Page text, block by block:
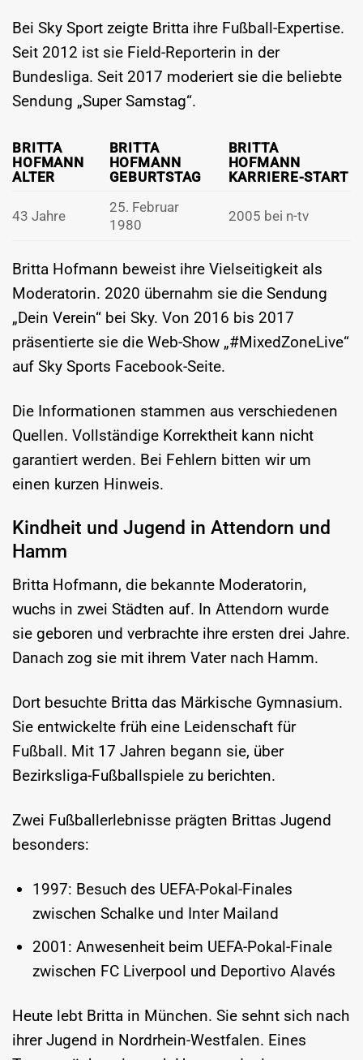
Bei Sky Sport zeigte Britta ihre Fußball-Expertise.
Seit 2012 ist sie Field-Reporterin in der
Bundesliga. Seit 2017 moderiert sie die beliebte
Sendung „Super Samstag“.
BRITTA
HOFMANN
ALTER
BRITTA
HOFMANN
GEBURTSTAG
BRITTA
HOFMANN
KARRIERE-START
43 Jahre
25. Februar
1980
2005 bei n-tv
Britta Hofmann beweist ihre Vielseitigkeit als
Moderatorin. 2020 übernahm sie die Sendung
„Dein Verein“ bei Sky. Von 2016 bis 2017
präsentierte sie die Web-Show „#MixedZoneLive“
auf Sky Sports Facebook-Seite.
Die Informationen stammen aus verschiedenen
Quellen. Vollständige Korrektheit kann nicht
garantiert werden. Bei Fehlern bitten wir um
einen kurzen Hinweis.
Kindheit und Jugend in Attendorn und
Hamm
Britta Hofmann, die bekannte Moderatorin,
wuchs in zwei Städten auf. In Attendorn wurde
sie geboren und verbrachte ihre ersten drei Jahre.
Danach zog sie mit ihrem Vater nach Hamm.
Dort besuchte Britta das Märkische Gymnasium.
Sie entwickelte früh eine Leidenschaft für
Fußball. Mit 17 Jahren begann sie, über
Bezirksliga-Fußballspiele zu berichten.
Zwei Fußballerlebnisse prägten Brittas Jugend
besonders:
1997: Besuch des UEFA-Pokal-Finales
zwischen Schalke und Inter Mailand
2001: Anwesenheit beim UEFA-Pokal-Finale
zwischen FC Liverpool und Deportivo Alavés
Heute lebt Britta in München. Sie sehnt sich nach
ihrer Jugend in Nordrhein-Westfalen. Eines